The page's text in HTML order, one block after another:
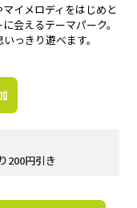
イメロディをはじめと
会えるテーマパーク。
っきり遊べます。
200円引き